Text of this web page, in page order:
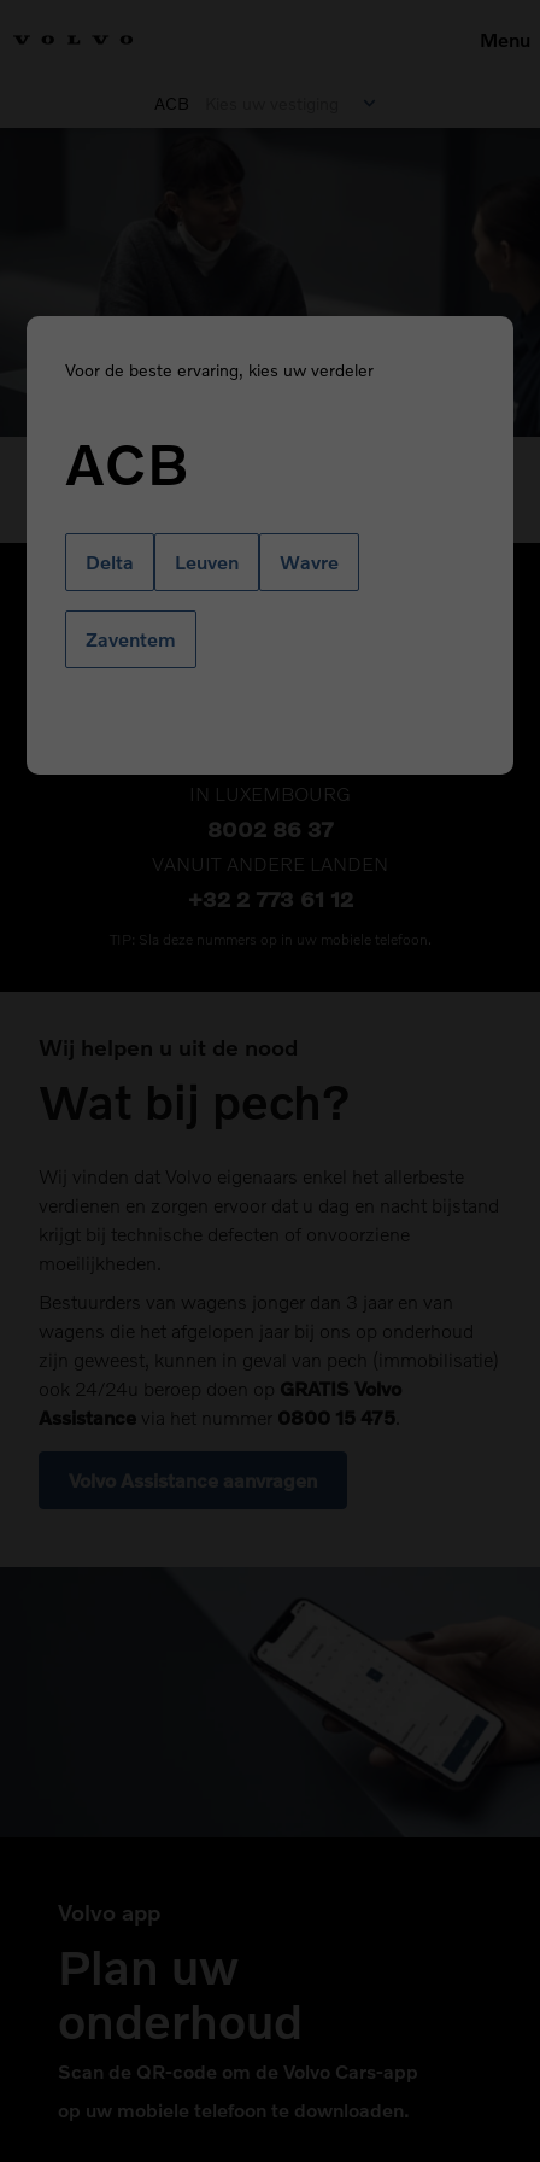
Menu
ACB
Voor de beste ervaring, kies uw verdeler
ACB
Delta Leuven Wavre
Zaventem
VOLVO
ASSISTANCE
IN LUXEMBOURG
8002 86 37
VANUIT ANDERE LANDEN
+32 2 773 61 12
TIP: Sla deze nummers op in uw mobiele telefoon.
Wij helpen u uit de nood
Wat bij pech?
Wij vinden dat Volvo eigenaars enkel het allerbeste
verdienen en zorgen ervoor dat u dag en nacht bijstand
krijgt bij technische defecten of onvoorziene
moeilijkheden.
Bestuurders van wagens jonger dan 3 jaar en van
wagens die het afgelopen jaar bij ons op onderhoud
zijn geweest, kunnen in geval van pech (immobilisatie)
ook 24/24u beroep doen op GRATIS Volvo
Assistance via het nummer 0800 15 475
Volvo Assistance aanvragen
Volvo app
Plan uw
onderhoud
Scan de QR-code om de Volvo Cars-app
op uw mobiele telefoon te downloaden.